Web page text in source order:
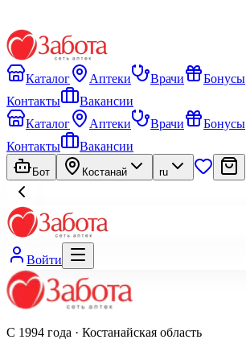
Каталог Аптеки Врачи Бонусы
Контакты
Вакансии
Каталог
Аптеки Врачи Бонусы
Контакты
Вакансии
Бот Костанай ru
Войти
С 1994 года · Костанайская область